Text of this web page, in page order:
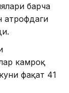
барча
атрофдаги
камроқ
фақат 41